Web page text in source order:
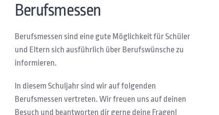
Berufsmessen
Berufsmessen sind eine gute Möglichkeit für Schüler
und Eltern sich ausführlich über Berufswünsche zu
informieren.
In diesem Schuljahr sind wir auf folgenden
Berufsmessen vertreten. Wir freuen uns auf deinen
Besuch und beantworten dir gerne deine Fragen!